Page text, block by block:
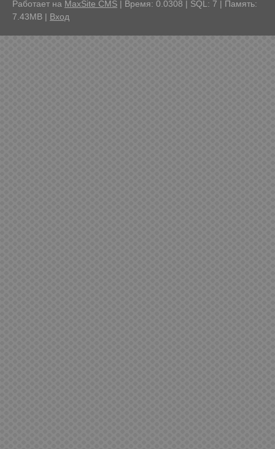
Работает на MaxSite CMS | Время: 0.0308 | SQL: 7 | Память:
7.43MB | Вход